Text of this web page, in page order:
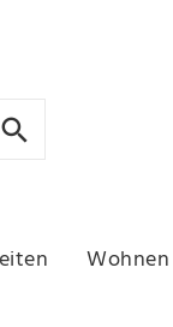
Wohnen